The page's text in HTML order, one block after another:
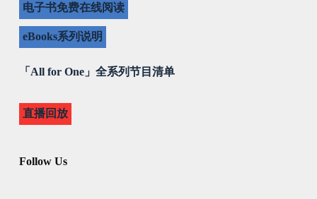
电子书免费在线阅读
eBooks系列说明
「All for One」全系列节目清单
直播回放
Follow Us